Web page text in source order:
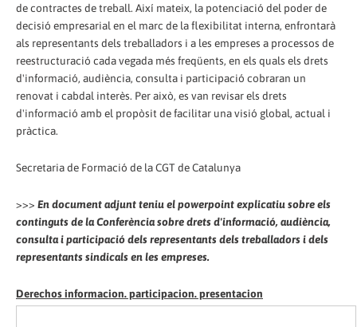
de contractes de treball. Així mateix, la potenciació del poder de
decisió empresarial en el marc de la flexibilitat interna, enfrontarà
als representants dels treballadors i a les empreses a processos de
reestructuració cada vegada més freqüents, en els quals els drets
d'informació, audiència, consulta i participació cobraran un
renovat i cabdal interès. Per això, es van revisar els drets
d'informació amb el propòsit de facilitar una visió global, actual i
pràctica.
Secretaria de Formació de la CGT de Catalunya
>>> En document adjunt teniu el powerpoint explicatiu sobre els
continguts de la Conferència sobre drets d'informació, audiència,
consulta i participació dels representants dels treballadors i dels
representants sindicals en les empreses.
Derechos informacion. participacion. presentacion